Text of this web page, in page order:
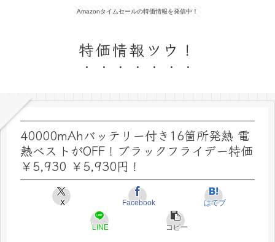
Amazonタイムセールの特価情報を発信中！
特価情報ツウ！
40000mAhバッテリー付き16箇所発熱 電
熱ベストがOFF！ブラックフライデー特価
￥5,930 ￥5,930円！
X Facebook はてブ
LINE コピー